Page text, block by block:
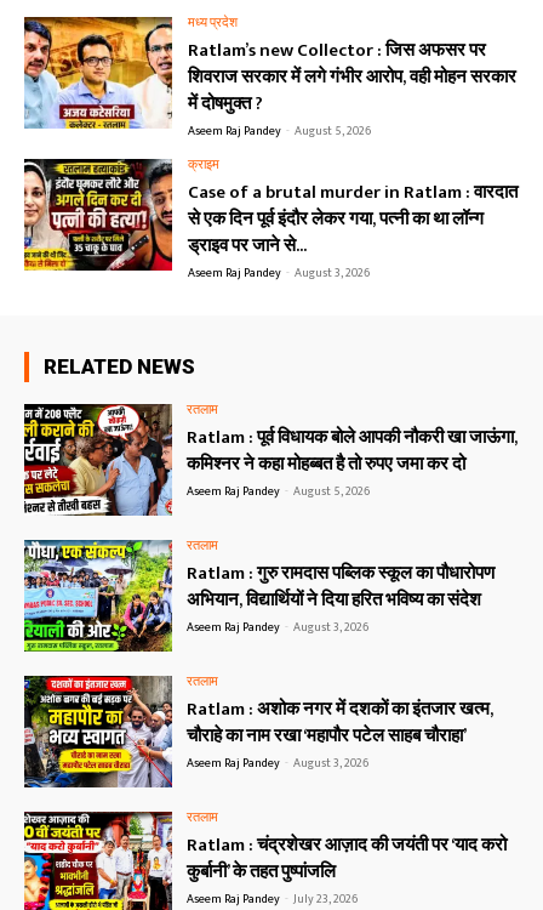
मध्य प्रदेश
Ratlam’s new Collector : जिस अफसर पर
शिवराज सरकार में लगे गंभीर आरोप, वही मोहन सरकार
में दोषमुक्त ?
Aseem Raj Pandey - August 5, 2026
क्राइम
Case of a brutal murder in Ratlam : वारदात
से एक दिन पूर्व इंदौर लेकर गया, पत्नी का था लॉन्ग
ड्राइव पर जाने से...
Aseem Raj Pandey - August 3, 2026
RELATED NEWS
रतलाम
Ratlam : पूर्व विधायक बोले आपकी नौकरी खा जाऊंगा,
कमिश्नर ने कहा मोहब्बत है तो रुपए जमा कर दो
Aseem Raj Pandey - August 5, 2026
रतलाम
Ratlam : गुरु रामदास पब्लिक स्कूल का पौधारोपण
अभियान, विद्यार्थियों ने दिया हरित भविष्य का संदेश
Aseem Raj Pandey - August 3, 2026
रतलाम
Ratlam : अशोक नगर में दशकों का इंतजार खत्म,
चौराहे का नाम रखा ‘महापौर पटेल साहब चौराहा’
Aseem Raj Pandey - August 3, 2026
रतलाम
Ratlam : चंद्रशेखर आज़ाद की जयंती पर ‘याद करो
कुर्बानी’ के तहत पुष्पांजलि
Aseem Raj Pandey - July 23, 2026